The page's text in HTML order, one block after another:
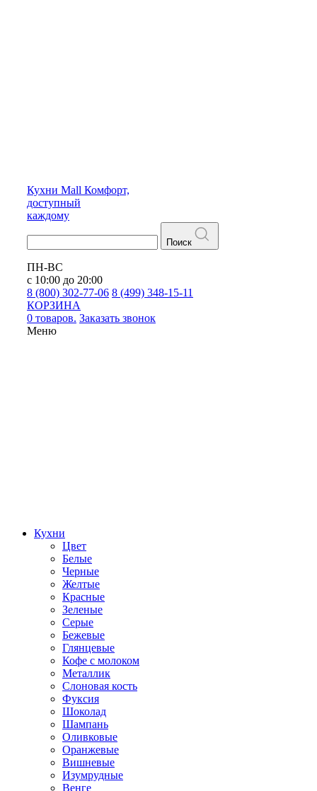
Кухни Mall Комфорт,
доступный
каждому
Поиск
ПН-ВС
с 10:00 до 20:00
8 (800) 302-77-06 8 (499) 348-15-11
КОРЗИНА
0 товаров. Заказать звонок
Меню
Кухни
Цвет
Белые
Черные
Желтые
Красные
Зеленые
Серые
Бежевые
Глянцевые
Кофе с молоком
Металлик
Слоновая кость
Фуксия
Шоколад
Шампань
Оливковые
Оранжевые
Вишневые
Изумрудные
Венге